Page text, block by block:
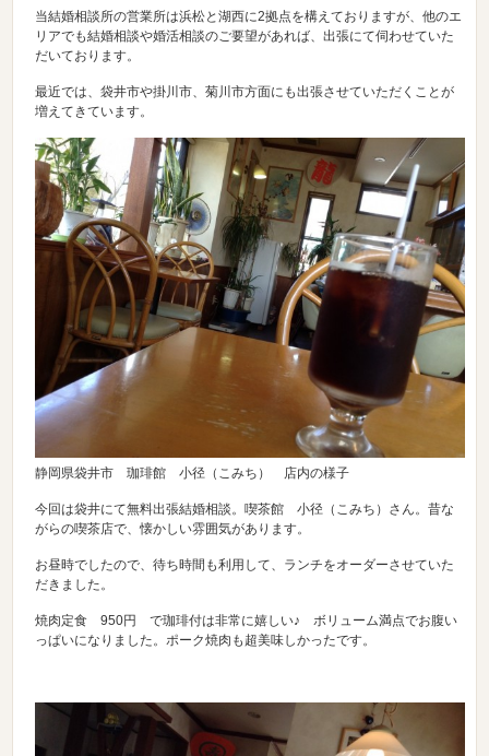
当結婚相談所の営業所は浜松と湖西に2拠点を構えておりますが、他のエ
リアでも結婚相談や婚活相談のご要望があれば、出張にて伺わせていた
だいております。
最近では、袋井市や掛川市、菊川市方面にも出張させていただくことが
増えてきています。
静岡県袋井市 珈琲館 小径（こみち） 店内の様子
今回は袋井にて無料出張結婚相談。喫茶館 小径（こみち）さん。昔な
がらの喫茶店で、懐かしい雰囲気があります。
お昼時でしたので、待ち時間も利用して、ランチをオーダーさせていた
だきました。
焼肉定食 950円 で珈琲付は非常に嬉しい♪ ボリューム満点でお腹い
っぱいになりました。ポーク焼肉も超美味しかったです。